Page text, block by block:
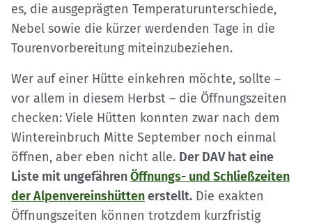
es, die ausgeprägten Temperaturunterschiede,
Nebel sowie die kürzer werdenden Tage in die
Tourenvorbereitung miteinzubeziehen.
Wer auf einer Hütte einkehren möchte, sollte –
vor allem in diesem Herbst – die Öffnungszeiten
checken: Viele Hütten konnten zwar nach dem
Wintereinbruch Mitte September noch einmal
öffnen, aber eben nicht alle. Der DAV hat eine
Liste mit ungefährenÖffnungs- und Schließzeiten
der Alpenvereinshüttenerstellt. Die exakten
Öffnungszeiten können trotzdem kurzfristig